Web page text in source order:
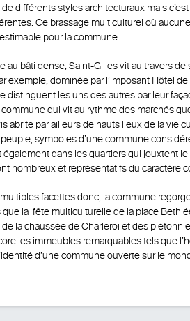
différents styles architecturaux mais
Ce brassage multiculturel où
pour la commune.
au bâti dense, Saint-Gilles vit au travers
exemple, dominée par l’imposant Hôtel
distinguent les uns des autres par leur
qui vit au rythme des marchés
abrite par ailleurs de hauts lieux de la vie
symboles d’une commune
également dans les quartiers qui jouxtent
nombreux et représentatifs du caractère
facettes donc, la commune
la fête multiculturelle de la place
la chaussée de Charleroi et des
les immeubles remarquables tels que
d’une commune ouverte sur le